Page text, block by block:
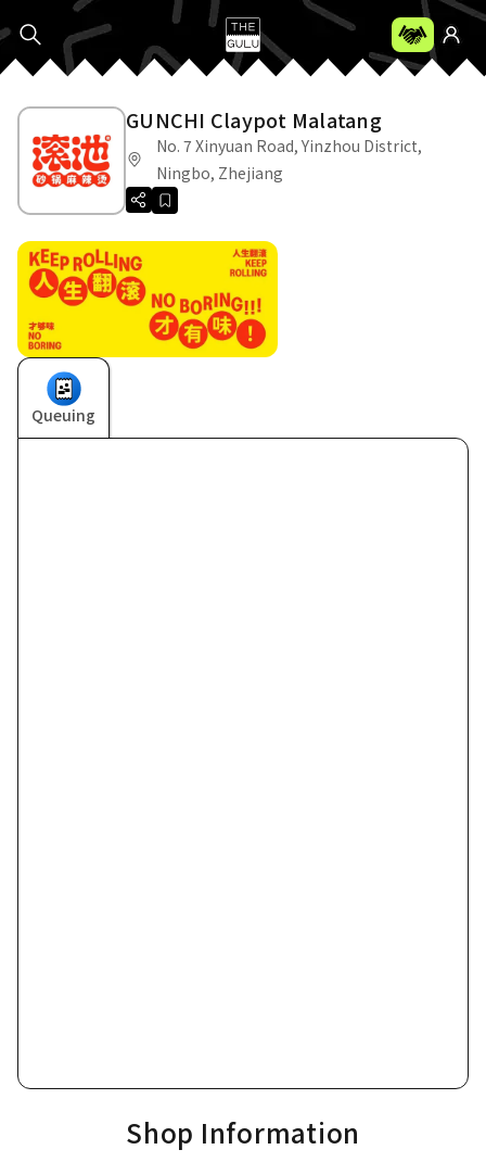
GUNCHI Claypot Malatang
No. 7 Xinyuan Road, Yinzhou District,
Ningbo, Zhejiang
Queuing
Shop Information